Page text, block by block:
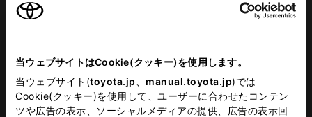
当ウェブサイトはCookie(クッキー)を使用します。
当ウェブサイト(toyota.jp manual.toyota.jp)では
Cookie(クッキー)を使用して、ユーザーに合わせたコンテン
ツや広告の表示、ソーシャルメディアの提供、広告の表示回
車検・整備・メンテナンス取
扱店
福祉車両展示店
G-Station バリアフリー/多目的トイレ
WiFi